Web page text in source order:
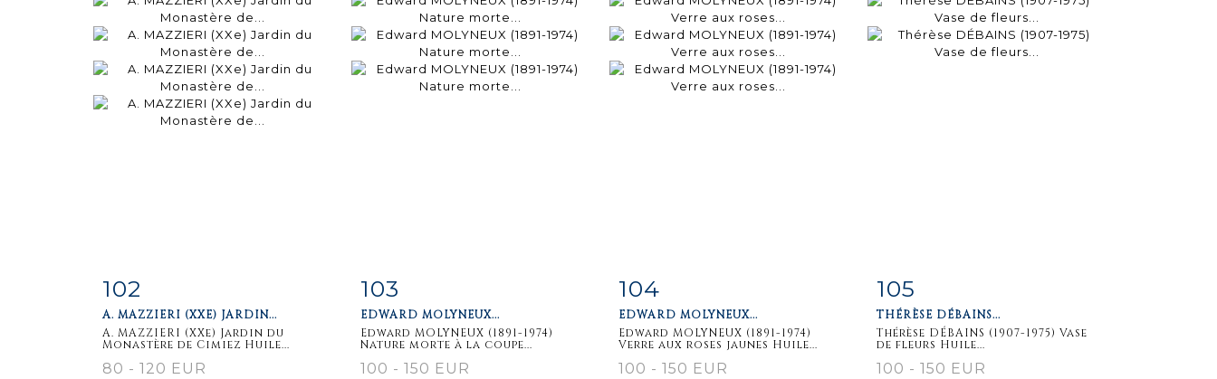
Fiche
détaillée
102
A. MAZZIERI (XXE) JARDIN...
A. MAZZIERI (XXe) Jardin du
Monastère de Cimiez Huile...
80 - 120 EUR
103
EDWARD MOLYNEUX...
Edward MOLYNEUX (1891-1974)
Nature morte à la coupe...
100 - 150 EUR
Fiche
104
EDWARD MOLYNEUX...
Edward MOLYNEUX (1891-1974)
Verre aux roses jaunes Huile...
100 - 150 EUR
détaillée
105
THÉRÈSE DÉBAINS...
Thérèse DÉBAINS (1907-1975) Vase
de fleurs Huile...
100 - 150 EUR